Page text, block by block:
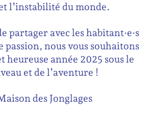
l’instabilité du monde.
partager avec les habitant·e·s
passion, nous vous souhaitons
heureuse année 2025 sous le
et de l’aventure !
des Jonglages